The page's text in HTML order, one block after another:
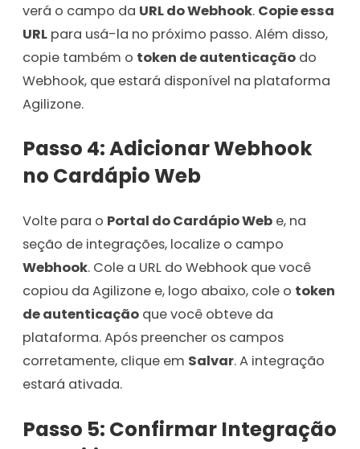
verá o campo da URL do Webhook. Copie essa
URL para usá-la no próximo passo. Além disso,
copie também o token de autenticação do
Webhook, que estará disponível na plataforma
Agilizone.
Passo 4: Adicionar Webhook
no Cardápio Web
Volte para o Portal do Cardápio Web e, na
seção de integrações, localize o campo
Webhook. Cole a URL do Webhook que você
copiou da Agilizone e, logo abaixo, cole o token
de autenticação que você obteve da
plataforma. Após preencher os campos
corretamente, clique em Salvar. A integração
estará ativada.
Passo 5: Confirmar Integração